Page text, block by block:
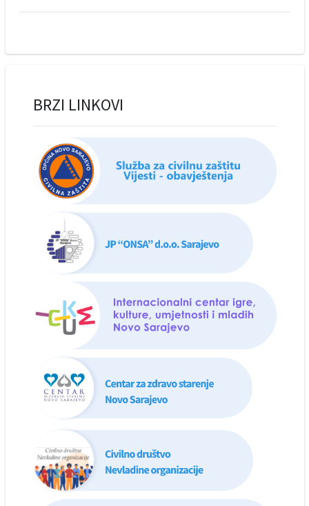
BRZI LINKOVI